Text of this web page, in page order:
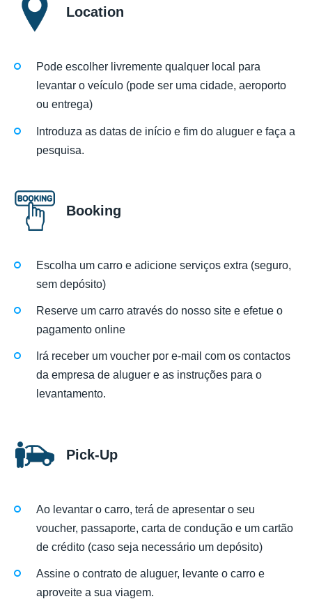
Location
Pode escolher livremente qualquer local para
levantar o veículo (pode ser uma cidade, aeroporto
ou entrega)
Introduza as datas de início e fim do aluguer e faça a
pesquisa.
Booking
Escolha um carro e adicione serviços extra (seguro,
sem depósito)
Reserve um carro através do nosso site e efetue o
pagamento online
Irá receber um voucher por e-mail com os contactos
da empresa de aluguer e as instruções para o
levantamento.
Pick-Up
Ao levantar o carro, terá de apresentar o seu
voucher, passaporte, carta de condução e um cartão
de crédito (caso seja necessário um depósito)
Assine o contrato de aluguer, levante o carro e
aproveite a sua viagem.